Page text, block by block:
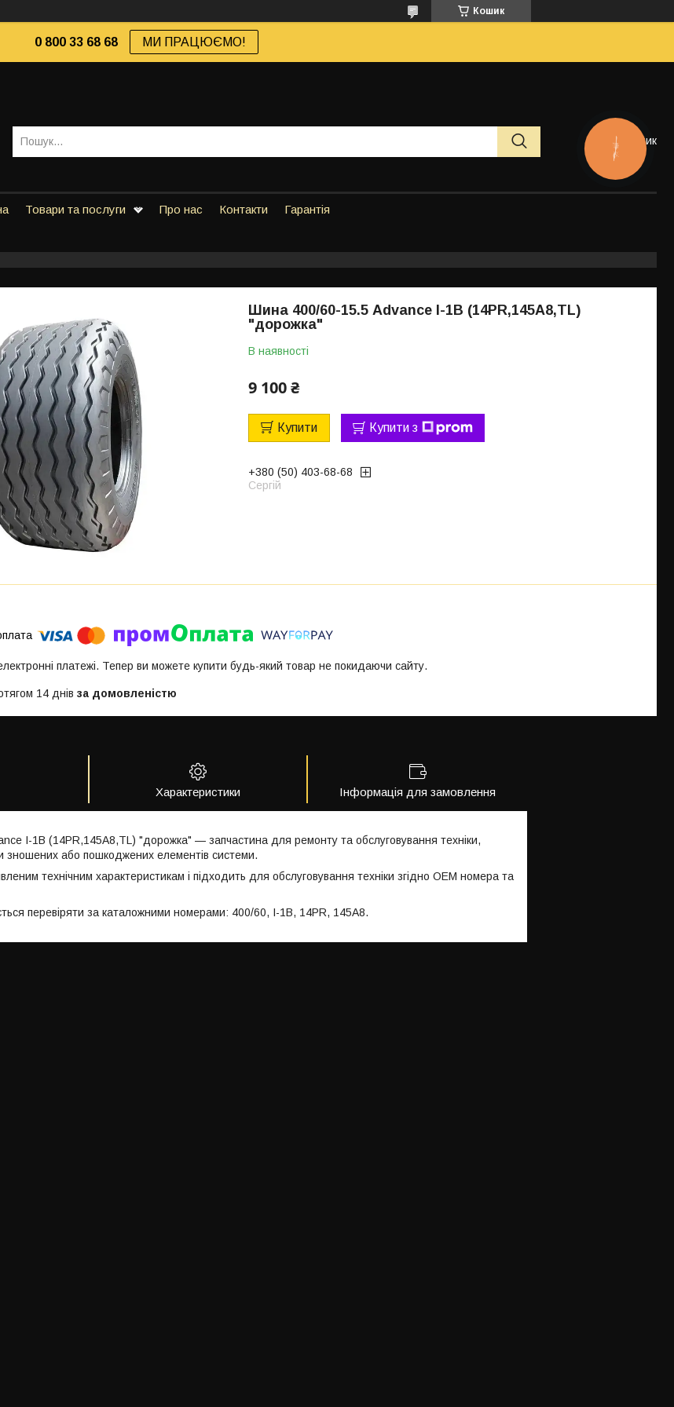
Кошик
0 800 33 68 68 МИ ПРАЦЮЄМО!
Кошик
Товари та послуги Про нас Контакти Гарантія
Шина 400/60-15.5 Advance I-1B (14PR,145A8,TL)
"дорожка"
В наявності
9 100 ₴
Купити Купити з
+380 (50) 403-68-68
Сергій
платежі. Тепер ви можете купити будь-який товар не покидаючи сайту.
14 днів за домовленістю
Характеристики Інформація для замовлення
I-1B (14PR,145A8,TL) "дорожка" — запчастина для ремонту та обслуговування техніки,
зношених або пошкоджених елементів системи.
технічним характеристикам і підходить для обслуговування техніки згідно OEM номера та
перевіряти за каталожними номерами: 400/60, I-1B, 14PR, 145A8.
КНОПКА
ЗВ'ЯЗКУ